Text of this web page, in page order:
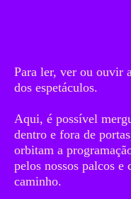
Mergulhar
Para ler, ver ou ouvir
dos espetáculos.
Aqui, é possível
dentro e fora de
orbitam a
pelos nossos palcos e
caminho.